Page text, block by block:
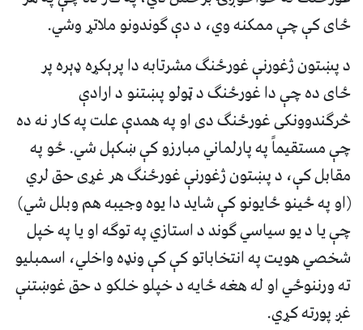
ځای کې چې ممکنه وي، د دې ګوندونو ملاتړ وشي.
د پښتون ژغورنې غورځنګ مشرتابه دا پرېکړه ډېره پر
ځای ده چې دا غورځنګ د ټولو پښتنو د ارادې
څرګندوونکی غورځنګ دی او په همدې علت په کار نه ده
چې مستقیماً په پارلماني مبارزو کې ښکېل شي. ځو په
مقابل کې، د پښتون ژغورنې غورځنګ هر غړی حق لري
(او په ځينو ځایونو کې شاید دا یوه وجیبه هم وبلل شي)
چې یا د یو سیاسي ګوند د استازي په توګه او یا په خپل
شخصي هویت په انتخاباتو کې کې ونډه واخلي، اسمبلیو
ته ورننوځي او له هغه ځایه د خپلو خلکو د حق غوښتنې
غږ پورته کړي.